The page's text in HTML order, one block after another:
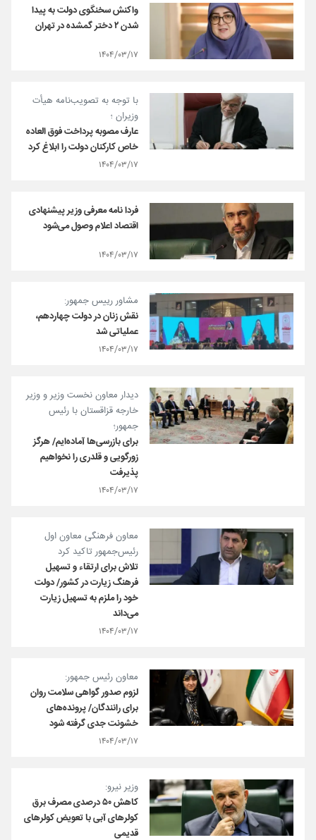
واکنش سخنگوی دولت به پیدا
شدن ۲ دختر گمشده در تهران
۱۴۰۴/۰۳/۱۷
با توجه به تصویب‌نامه هیأت
وزیران ؛
عارف مصوبه پرداخت فوق العاده
خاص کارکنان دولت را ابلاغ کرد
۱۴۰۴/۰۳/۱۷
فردا نامه معرفی وزیر پیشنهادی
اقتصاد اعلام وصول می‌شود
۱۴۰۴/۰۳/۱۷
مشاور رییس جمهور:
نقش زنان در دولت چهاردهم،
عملیاتی شد
۱۴۰۴/۰۳/۱۷
دیدار معاون نخست وزیر و وزیر
خارجه قزاقستان با رئیس
جمهور؛
برای بازرسی‌ها آماده‌ایم/ هرگز
زورگویی و قلدری را نخواهیم
پذیرفت
۱۴۰۴/۰۳/۱۷
معاون‌ فرهنگی معاون اول
رئیس‌جمهور تاکید کرد
تلاش برای ارتقاء و تسهیل
فرهنگ زیارت در کشور/ دولت
خود را ملزم به تسهیل زیارت
می‌داند
۱۴۰۴/۰۳/۱۷
معاون رئیس جمهور:
لزوم صدور گواهی سلامت روان
برای رانندگان/ پرونده‌های
خشونت جدی گرفته شود
۱۴۰۴/۰۳/۱۷
وزیر نیرو:
کاهش ۵۰ درصدی مصرف برق
کولرهای آبی با تعویض کولرهای
قدیمی